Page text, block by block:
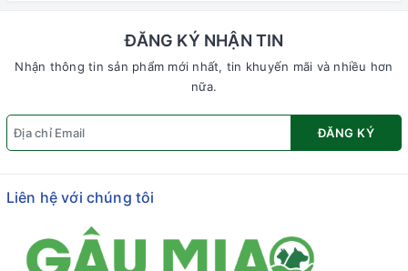
ĐĂNG KÝ NHẬN TIN
Nhận thông tin sản phẩm mới nhất, tin khuyến mãi và nhiều hơn
nữa.
ĐĂNG KÝ
Liên hệ với chúng tôi